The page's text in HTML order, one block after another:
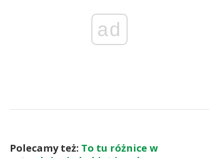
ad
Polecamy też: To tu różnice w